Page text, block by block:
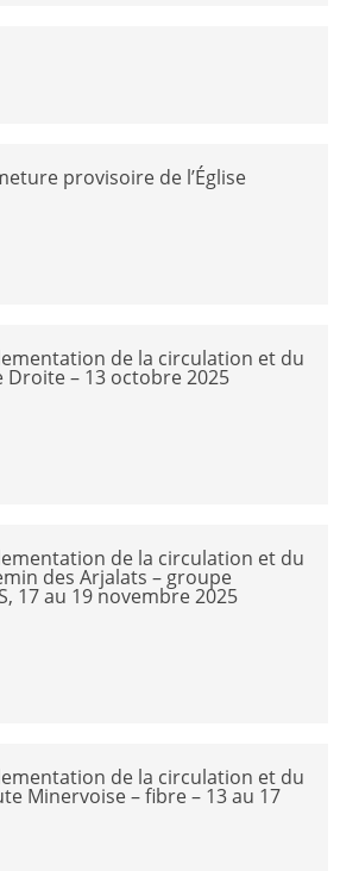
provisoire de l’Église
de la circulation et du
– 13 octobre 2025
de la circulation et du
des Arjalats – groupe
17 au 19 novembre 2025
de la circulation et du
Minervoise – fibre – 13 au 17